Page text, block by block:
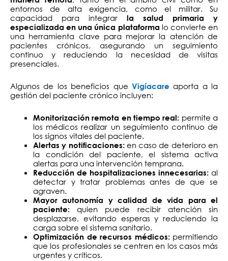
entornos de alta exigencia, como el militar. Su
capacidad para integrar la salud primaria y
especializada en una única plataforma lo convierte en
una herramienta clave para mejorar la atención de
pacientes crónicos, asegurando un seguimiento
continuo y reduciendo la necesidad de visitas
presenciales.
Algunos de los beneficios que Vigíacare aporta a la
gestión del paciente crónico incluyen:
Monitorización remota en tiempo real: permite a
los médicos realizar un seguimiento continuo de
los signos vitales del paciente.
Alertas y notificaciones:en caso de deterioro en
la condición del paciente, el sistema activa
alertas para una intervención temprana.
Reducción de hospitalizaciones innecesarias: al
detectar y tratar problemas antes de que se
agraven.
Mayor autonomía y calidad de vida para el
paciente: quien puede recibir atención sin
desplazarse, evitando esperas y reduciendo la
carga sobre el sistema sanitario.
Optimización de recursos médicos:permitiendo
que los profesionales se centren en los casos más
urgentes y críticos.